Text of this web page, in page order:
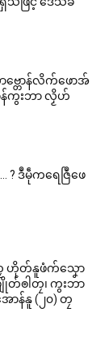
ောၚ် တၠကွတ်
သတိ
ဗ္တောန်လိက်ဖောအ်
န်ကွးဘာ လၟိဟ်
? ဒဳမဵုကရေဇြဳဖေ
တၠ ဟိုတ်နူဖံက်သၞော
တ်ၜါတၠ၊ ကွးဘာ
ာန်နူ (၂၀) တၠ